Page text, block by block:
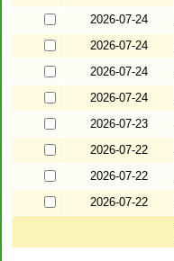
2026-07-24
2026-07-24
2026-07-24
2026-07-24
2026-07-23
2026-07-22
2026-07-22
2026-07-22